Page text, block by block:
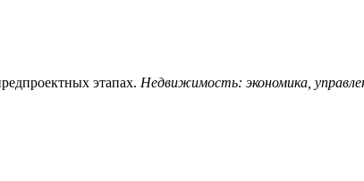
этапах. Недвижимость: экономика,